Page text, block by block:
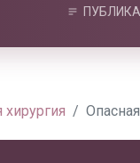
хирургия